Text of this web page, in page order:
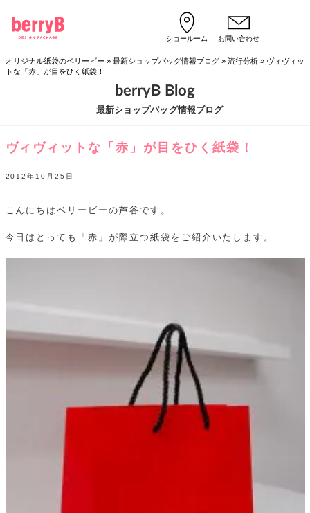
ショールーム お問い合わせ
オリジナル紙袋のベリービー » 最新ショップバッグ情報ブログ» 流行分析» ヴィヴィッ
トな「赤」が目をひく紙袋！
最新ショップバッグ情報ブログ
berryB Blog
ヴィヴィットな「赤」が目をひく紙袋！
2012年10月25日
こんにちはベリービーの芦谷です。
今日はとっても「赤」が際立つ紙袋をご紹介いたします。